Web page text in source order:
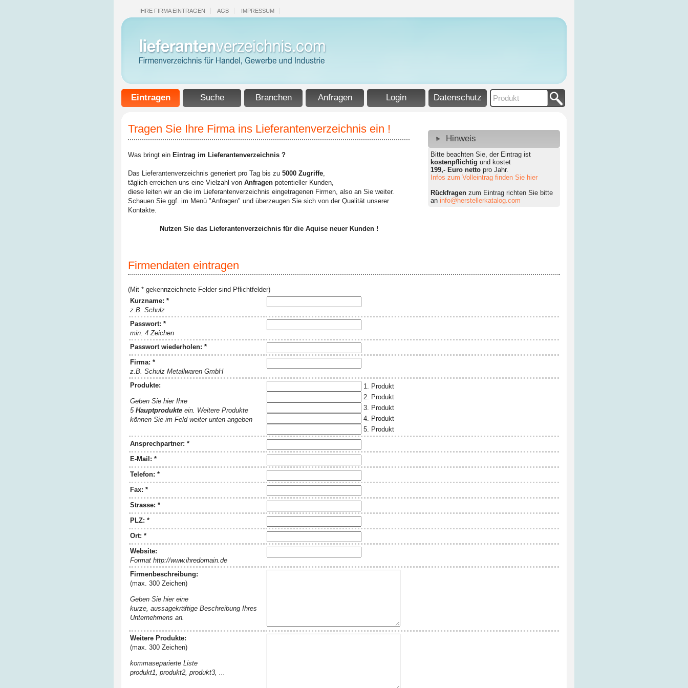
IHRE FIRMA EINTRAGEN AGB IMPRESSUM
Eintragen Suche Branchen Anfragen Login Datenschutz
Tragen Sie Ihre Firma ins Lieferantenverzeichnis ein !
Was bringt ein Eintrag im Lieferantenverzeichnis ?
Das Lieferantenverzeichnis generiert pro Tag bis zu 5000 Zugriffe,
täglich erreichen uns eine Vielzahl von Anfragen potentieller Kunden,
diese leiten wir an die im Lieferantenverzeichnis eingetragenen Firmen, also an Sie weiter.
Schauen Sie ggf. im Menü "Anfragen" und überzeugen Sie sich von der Qualität unserer
Kontakte.
Nutzen Sie das Lieferantenverzeichnis für die Aquise neuer Kunden !
Hinweis
Bitte beachten Sie, der Eintrag ist
kostenpflichtig und kostet
199,- Euro netto pro Jahr.
Infos zum Volleintrag finden Sie hier
Rückfragen zum Eintrag richten Sie bitte
an info@herstellerkatalog.com
Firmendaten eintragen
(Mit * gekennzeichnete Felder sind Pflichtfelder)
Kurzname: *
z.B. Schulz
Passwort: *
min. 4 Zeichen
Passwort wiederholen: *
Firma: *
z.B. Schulz Metallwaren GmbH
Produkte:
Geben Sie hier Ihre
5 Hauptprodukte ein. Weitere Produkte
können Sie im Feld weiter unten angeben
1. Produkt
2. Produkt
3. Produkt
4. Produkt
5. Produkt
Ansprechpartner: *
E-Mail: *
Telefon: *
Fax: *
Strasse: *
PLZ: *
Ort: *
Website:
Format http://www.ihredomain.de
Firmenbeschreibung:
(max. 300 Zeichen)
Geben Sie hier eine
kurze, aussagekräftige Beschreibung Ihres
Unternehmens an.
Weitere Produkte:
(max. 300 Zeichen)
kommaseparierte Liste
produkt1, produkt2, produkt3, ...